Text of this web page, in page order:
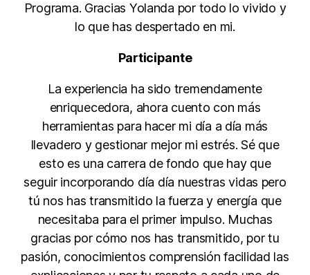
Programa. Gracias Yolanda por todo lo vivido y
lo que has despertado en mi.
Participante
La experiencia ha sido tremendamente
enriquecedora, ahora cuento con más
herramientas para hacer mi día a día más
llevadero y gestionar mejor mi estrés. Sé que
esto es una carrera de fondo que hay que
seguir incorporando día día nuestras vidas pero
tú nos has transmitido la fuerza y energía que
necesitaba para el primer impulso. Muchas
gracias por cómo nos has transmitido, por tu
pasión, conocimientos comprensión facilidad las